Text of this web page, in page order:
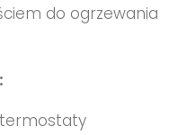
do ogrzewania